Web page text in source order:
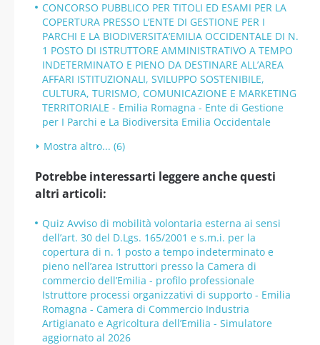
CONCORSO PUBBLICO PER TITOLI ED ESAMI PER LA
COPERTURA PRESSO L’ENTE DI GESTIONE PER I
PARCHI E LA BIODIVERSITA’EMILIA OCCIDENTALE DI N.
1 POSTO DI ISTRUTTORE AMMINISTRATIVO A TEMPO
INDETERMINATO E PIENO DA DESTINARE ALL’AREA
AFFARI ISTITUZIONALI, SVILUPPO SOSTENIBILE,
CULTURA, TURISMO, COMUNICAZIONE E MARKETING
TERRITORIALE - Emilia Romagna - Ente di Gestione
per I Parchi e La Biodiversita Emilia Occidentale
Mostra altro... (6)
Potrebbe interessarti leggere anche questi
altri articoli:
Quiz Avviso di mobilità volontaria esterna ai sensi
dell’art. 30 del D.Lgs. 165/2001 e s.m.i. per la
copertura di n. 1 posto a tempo indeterminato e
pieno nell’area Istruttori presso la Camera di
commercio dell’Emilia - profilo professionale
Istruttore processi organizzativi di supporto - Emilia
Romagna - Camera di Commercio Industria
Artigianato e Agricoltura dell’Emilia - Simulatore
aggiornato al 2026